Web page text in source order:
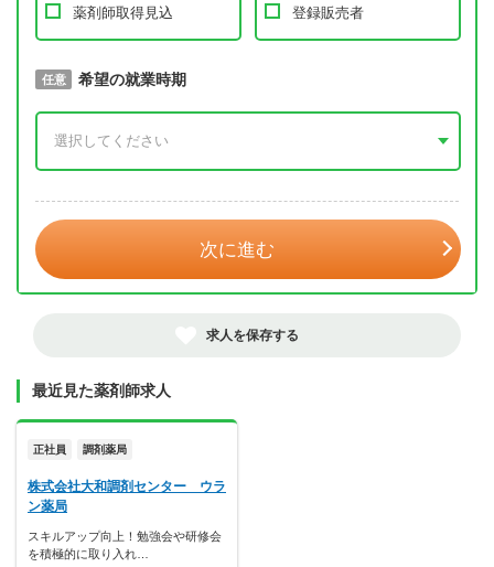
薬剤師取得見込 登録販売者
必須 取得予定年
任意 希望の就業時期
次に進む
求人を保存する
最近見た薬剤師求人
正社員 調剤薬局
株式会社大和調剤センター ウラ
ン薬局
スキルアップ向上！勉強会や研修会
を積極的に取り入れ…